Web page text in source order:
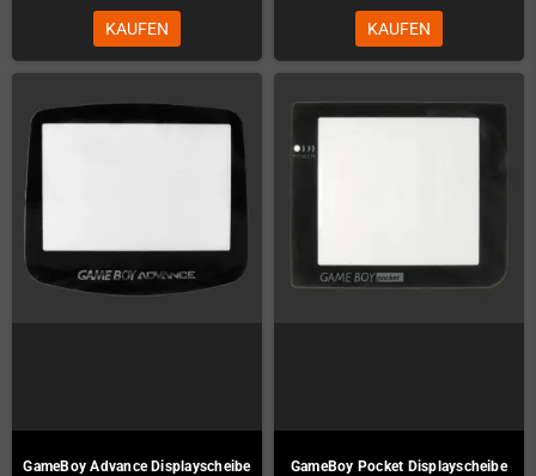
KAUFEN KAUFEN
GameBoy Advance Displayscheibe
GameBoy Pocket Displayscheibe